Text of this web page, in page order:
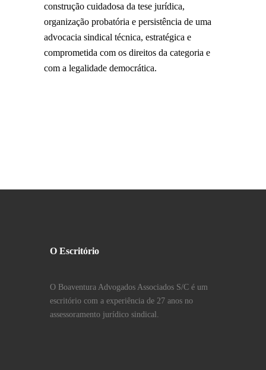
construção cuidadosa da tese jurídica,
organização probatória e persistência de uma
advocacia sindical técnica, estratégica e
comprometida com os direitos da categoria e
com a legalidade democrática.
O Escritório
O Boaventura Advogados Associados S/C é um
escritório com a experiência de 27 anos no
assessoramento jurídico sindical.